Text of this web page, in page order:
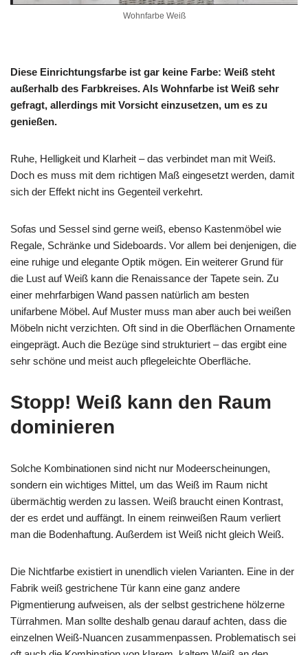
Wohnfarbe Weiß
Diese Einrichtungsfarbe ist gar keine Farbe: Weiß steht
außerhalb des Farbkreises. Als Wohnfarbe ist Weiß sehr
gefragt, allerdings mit Vorsicht einzusetzen, um es zu
genießen.
Ruhe, Helligkeit und Klarheit – das verbindet man mit Weiß.
Doch es muss mit dem richtigen Maß eingesetzt werden, damit
sich der Effekt nicht ins Gegenteil verkehrt.
Sofas und Sessel sind gerne weiß, ebenso Kastenmöbel wie
Regale, Schränke und Sideboards. Vor allem bei denjenigen, die
eine ruhige und elegante Optik mögen. Ein weiterer Grund für
die Lust auf Weiß kann die Renaissance der Tapete sein. Zu
einer mehrfarbigen Wand passen natürlich am besten
unifarbene Möbel. Auf Muster muss man aber auch bei weißen
Möbeln nicht verzichten. Oft sind in die Oberflächen Ornamente
eingeprägt. Auch die Bezüge sind strukturiert – das ergibt eine
sehr schöne und meist auch pflegeleichte Oberfläche.
Stopp! Weiß kann den Raum
dominieren
Solche Kombinationen sind nicht nur Modeerscheinungen,
sondern ein wichtiges Mittel, um das Weiß im Raum nicht
übermächtig werden zu lassen. Weiß braucht einen Kontrast,
der es erdet und auffängt. In einem reinweißen Raum verliert
man die Bodenhaftung. Außerdem ist Weiß nicht gleich Weiß.
Die Nichtfarbe existiert in unendlich vielen Varianten. Eine in der
Fabrik weiß gestrichene Tür kann eine ganz andere
Pigmentierung aufweisen, als der selbst gestrichene hölzerne
Türrahmen. Man sollte deshalb genau darauf achten, dass die
einzelnen Weiß-Nuancen zusammenpassen. Problematisch sei